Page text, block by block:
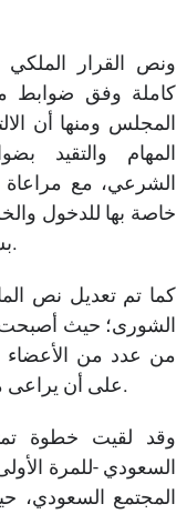
ونص القرار الملكي
كاملة وفق ضوابط
المجلس ومنها أن
المهام والتقيد
الشرعي، مع
خاصة بها للدخول
بشئونها بما يضمن الاستقلال عن الرجال.
الشورى؛ حيث
من عدد من
على أن يراعى مشاركة المرأة في عضوية هذه اللجان.
وقد لقيت خطوة
السعودي -للمرة
المجتمع السعودي،